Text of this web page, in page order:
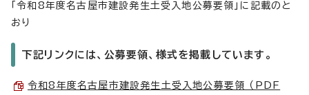
「令和8年度名古屋市建設発生土受入地公募要領」に記載のと
おり
下記リンクには、公募要領、様式を掲載しています。
令和8年度名古屋市建設発生土受入地公募要領 （PDF